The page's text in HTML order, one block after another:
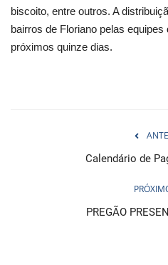
biscoito, entre outros. A
bairros de Floriano pelas
próximos quinze dias.
Calendário de
PREGÃO